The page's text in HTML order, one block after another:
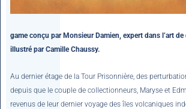
game conçu par Monsieur Damien, expert dans l’art
illustré par Camille Chaussy.
Au dernier étage de la Tour Prisonnière, des
depuis que le couple de collectionneurs, Maryse et
revenus de leur dernier voyage des îles volcaniques